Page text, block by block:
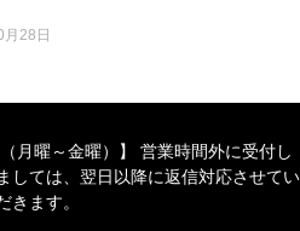
28日
月曜～金曜）】 営業時間外に受付し
しては、翌日以降に返信対応させてい
きます。